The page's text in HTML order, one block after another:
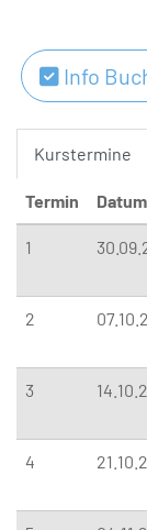
Info
Kurstermine
Termin Datum
1
2
3
4